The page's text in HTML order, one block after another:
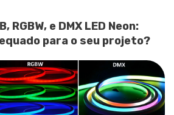
RGBW, e DMX LED Neon:
para o seu projeto?